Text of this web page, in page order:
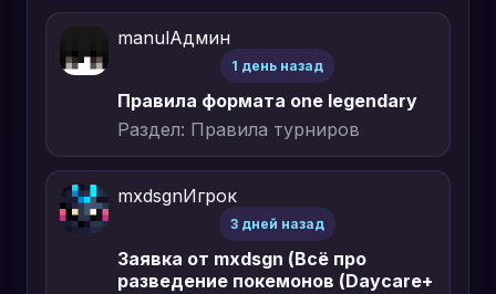
manulАдмин
1 день назад
Правила формата one legendary
Раздел: Правила турниров
mxdsgnИгрок
3 дней назад
Заявка от mxdsgn (Всё про
разведение покемонов (Daycare+